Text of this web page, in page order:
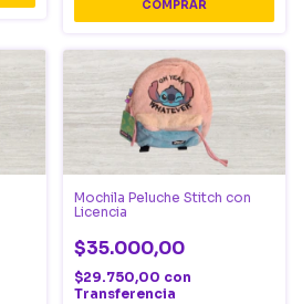
Mochila Peluche Stitch con
Licencia
$35.000,00
$29.750,00 con
Transferencia